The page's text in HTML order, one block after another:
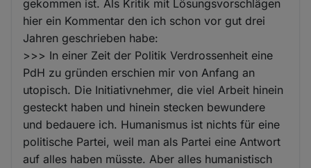
gekommen ist. Als Kritik mit Lösungsvorschlägen
hier ein Kommentar den ich schon vor gut drei
Jahren geschrieben habe:
>>> In einer Zeit der Politik Verdrossenheit eine
PdH zu gründen erschien mir von Anfang an
utopisch. Die Initiativnehmer, die viel Arbeit hinein
gesteckt haben und hinein stecken bewundere
und bedauere ich. Humanismus ist nichts für eine
politische Partei, weil man als Partei eine Antwort
auf alles haben müsste. Aber alles humanistisch